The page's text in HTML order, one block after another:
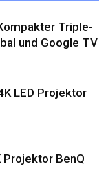
Triple-
und Google TV
LED Projektor
Projektor BenQ